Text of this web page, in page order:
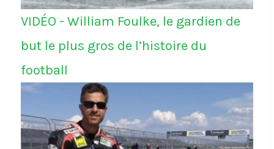
VIDÉO - William Foulke, le gardien de
but le plus gros de l’histoire du
football